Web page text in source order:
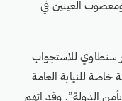
العينين في
سمير سنطاوي للاستجواب
للنيابة العامة
الدولة”. وقد اتهم